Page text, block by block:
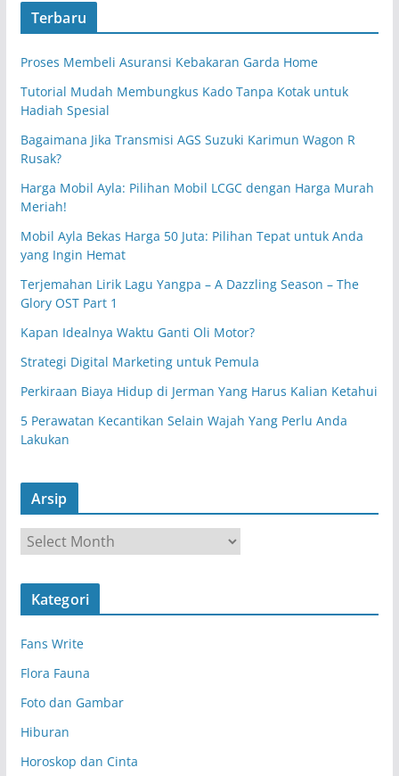
Terbaru
Proses Membeli Asuransi Kebakaran Garda Home
Tutorial Mudah Membungkus Kado Tanpa Kotak untuk
Hadiah Spesial
Bagaimana Jika Transmisi AGS Suzuki Karimun Wagon R
Rusak?
Harga Mobil Ayla: Pilihan Mobil LCGC dengan Harga Murah
Meriah!
Mobil Ayla Bekas Harga 50 Juta: Pilihan Tepat untuk Anda
yang Ingin Hemat
Terjemahan Lirik Lagu Yangpa – A Dazzling Season – The
Glory OST Part 1
Kapan Idealnya Waktu Ganti Oli Motor?
Strategi Digital Marketing untuk Pemula
Perkiraan Biaya Hidup di Jerman Yang Harus Kalian Ketahui
5 Perawatan Kecantikan Selain Wajah Yang Perlu Anda
Lakukan
Arsip
s
Kategori
Fans Write
Flora Fauna
Foto dan Gambar
Hiburan
Horoskop dan Cinta